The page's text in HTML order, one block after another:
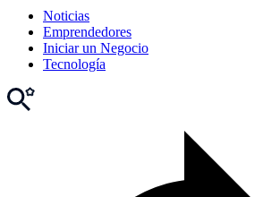
Noticias
Emprendedores
Iniciar un Negocio
Tecnología